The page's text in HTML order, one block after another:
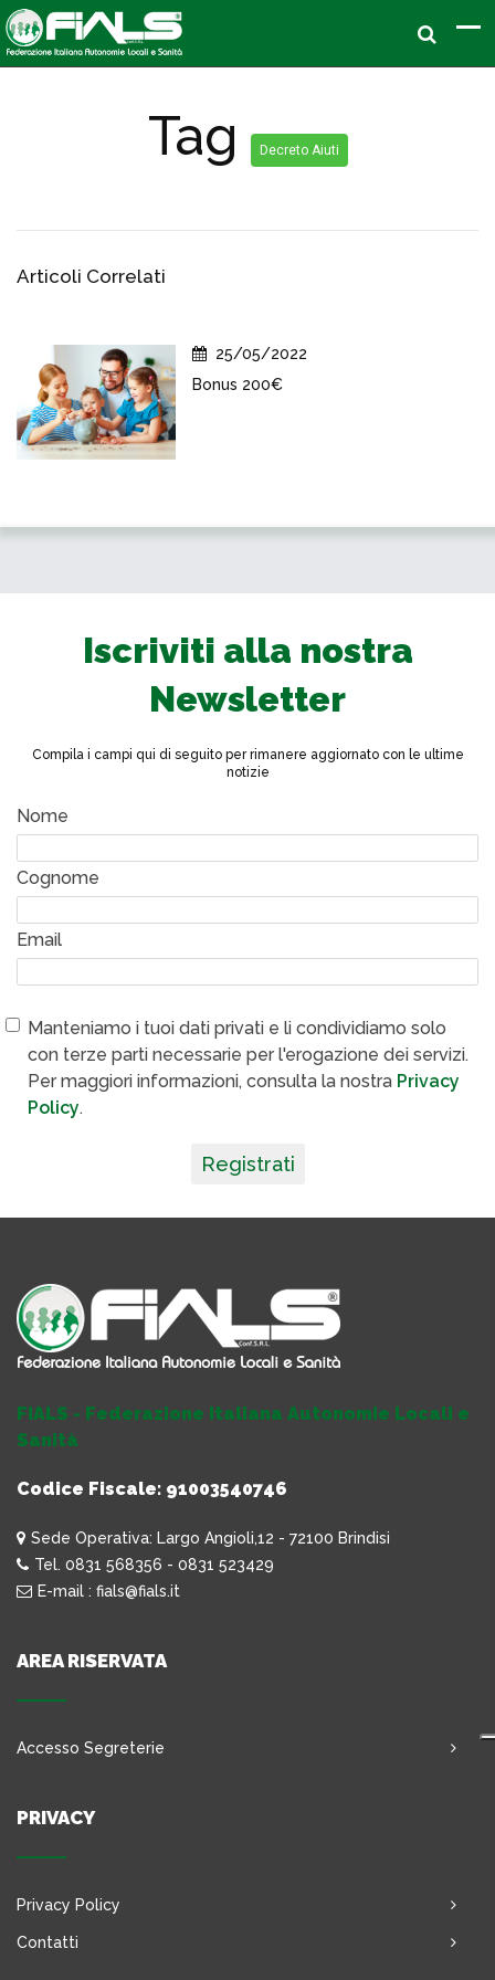
Tag Decreto Aiuti
Articoli Correlati
25/05/2022
Bonus 200€
Iscriviti alla nostra
Newsletter
Compila i campi qui di seguito per rimanere aggiornato con le ultime
notizie
Nome
Cognome
Email
Manteniamo i tuoi dati privati e li condividiamo solo
con terze parti necessarie per l'erogazione dei servizi.
Per maggiori informazioni, consulta la nostra Privacy
Policy.
Registrati
FIALS - Federazione Italiana Autonomie Locali e
Sanità
Codice Fiscale: 91003540746
Sede Operativa: Largo Angioli,12 - 72100 Brindisi
Tel. 0831 568356 - 0831 523429
E-mail : fials@fials.it
AREA RISERVATA
Accesso Segreterie
PRIVACY
Privacy Policy
Contatti